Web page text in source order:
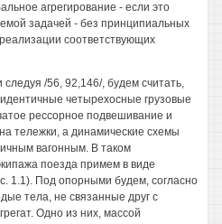
агрегирование - если это
задачей - без принципиальных
соответствующих
/56, 92,146/, будем считать,
четырехосные грузовые
рессорное подвешивание и
тележки, а динамические схемы
вагонным. В таком
поезда примем в виде
1.1). Под опорными будем, согласно
тела, не связанные друг с
Одно из них, массой